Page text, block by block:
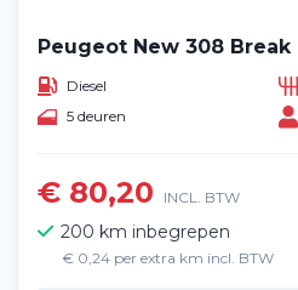
Peugeot New 308
Diesel
5 deuren
€ 80,20 INCL. BTW
200 km inbegrepen
€ 0,24 per extra km incl. BTW